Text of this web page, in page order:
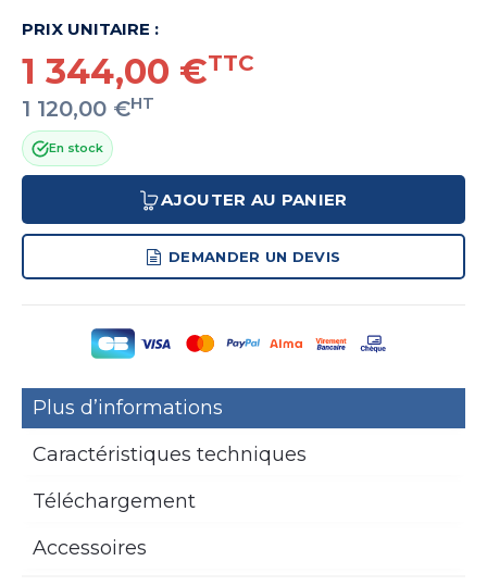
PRIX UNITAIRE :
1 344,00 €TTC
1 120,00 €HT
En stock
AJOUTER AU PANIER
DEMANDER UN DEVIS
Plus d’informations
Caractéristiques techniques
Téléchargement
Accessoires